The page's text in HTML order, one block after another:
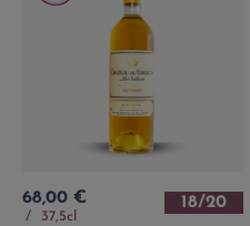
Prix
68,00 €
37,5cl
18/20